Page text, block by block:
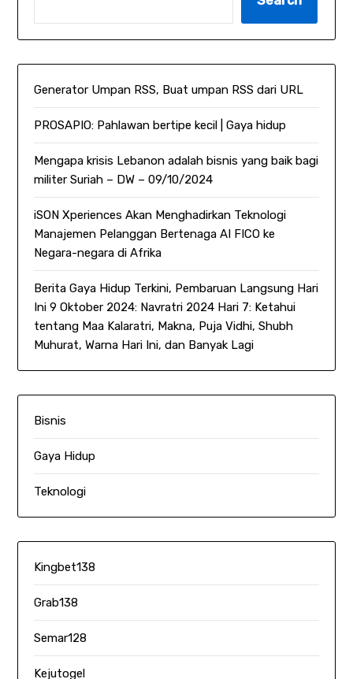
Generator Umpan RSS, Buat umpan RSS dari URL
PROSAPIO: Pahlawan bertipe kecil | Gaya hidup
Mengapa krisis Lebanon adalah bisnis yang baik bagi
militer Suriah – DW – 09/10/2024
iSON Xperiences Akan Menghadirkan Teknologi
Manajemen Pelanggan Bertenaga AI FICO ke
Negara-negara di Afrika
Berita Gaya Hidup Terkini, Pembaruan Langsung Hari
Ini 9 Oktober 2024: Navratri 2024 Hari 7: Ketahui
tentang Maa Kalaratri, Makna, Puja Vidhi, Shubh
Muhurat, Warna Hari Ini, dan Banyak Lagi
Bisnis
Gaya Hidup
Teknologi
Kingbet138
Grab138
Semar128
Kejutogel